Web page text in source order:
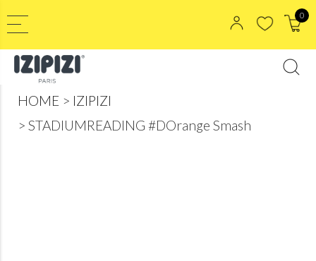
0
HOME
IZIPIZI
STADIUMREADING #DOrange Smash